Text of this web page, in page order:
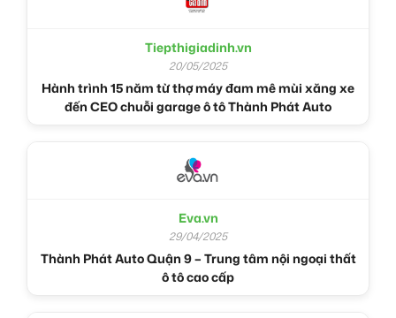
Tiepthigiadinh.vn
20/05/2025
Hành trình 15 năm từ thợ máy đam mê mùi xăng xe
đến CEO chuỗi garage ô tô Thành Phát Auto
Eva.vn
29/04/2025
Thành Phát Auto Quận 9 – Trung tâm nội ngoại thất
ô tô cao cấp